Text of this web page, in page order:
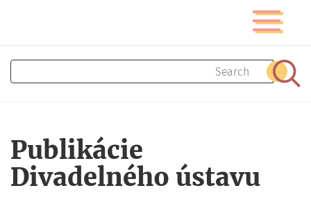
content
Toggle
Search
Publikácie
Divadelného ústavu